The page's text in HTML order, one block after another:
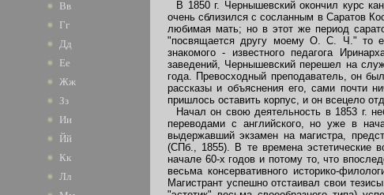
Вв
Гг
Дд
Ее
Жж
Зз
Ии
Йй
Кк
Лл
В 1850 г. Чернышевский окончил курс
очень сблизился с сосланным в Саратов
любимая мать; но в этот же период
"посвящается другу моему О. С. Ч." то
знакомого - известного педагога
заведений, Чернышевский перешел на
года. Превосходный преподаватель, он
рассказы и объяснения его, сами почти
пришлось оставить корпус, и он всецело
Начал он свою деятельность в 1853 г.
переводами с английского, но уже в
выдержавший экзамен на магистра,
(СПб., 1855). В те времена эстетические
начале 60-х годов и потому то, что
весьма консервативного историко-
Магистрант успешно отстаивал свои